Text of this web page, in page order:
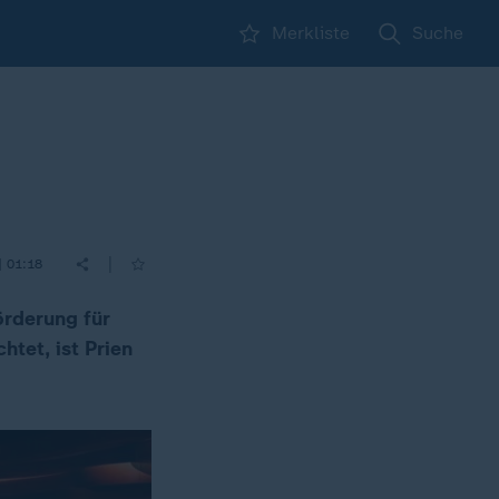
Merkliste Suche
01:18
für
ist Prien